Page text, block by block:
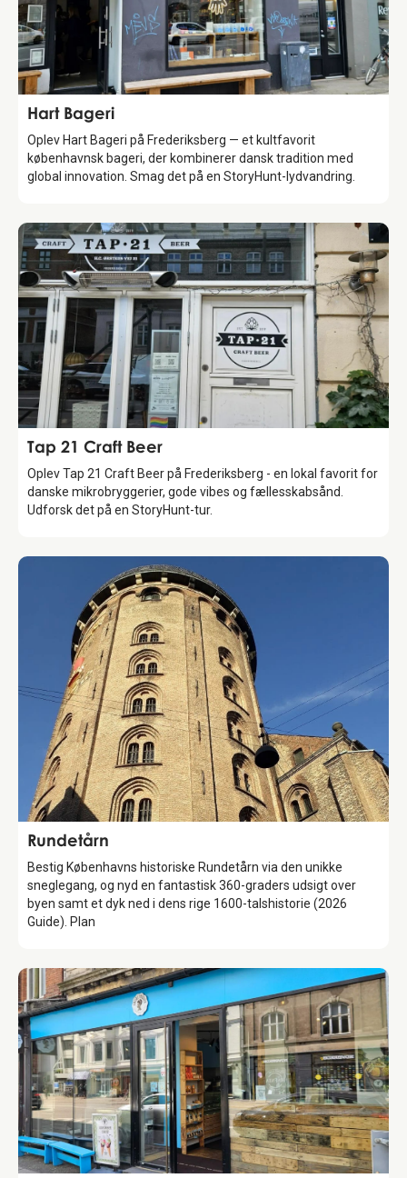
Food & Drinks
Hart Bageri
Oplev Hart Bageri på Frederiksberg — et kultfavorit
københavnsk bageri, der kombinerer dansk tradition med
global innovation. Smag det på en StoryHunt-lydvandring.
Food & Drinks
Tap 21 Craft Beer
Oplev Tap 21 Craft Beer på Frederiksberg - en lokal favorit for
danske mikrobryggerier, gode vibes og fællesskabsånd.
Udforsk det på en StoryHunt-tur.
Attraction
Rundetårn
Bestig Københavns historiske Rundetårn via den unikke
sneglegang, og nyd en fantastisk 360-graders udsigt over
byen samt et dyk ned i dens rige 1600-talshistorie (2026
Guide). Plan